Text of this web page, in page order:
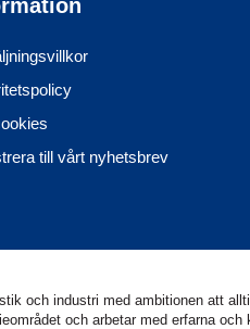
till vårt nyhetsbrev
och industri med ambitionen att
och arbetar med erfarna och